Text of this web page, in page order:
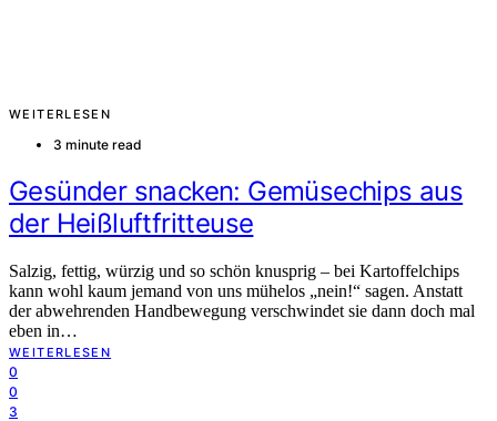
WEITERLESEN
3 minute read
Gesünder snacken: Gemüsechips aus
der Heißluftfritteuse
Salzig, fettig, würzig und so schön knusprig – bei Kartoffelchips
kann wohl kaum jemand von uns mühelos „nein!“ sagen. Anstatt
der abwehrenden Handbewegung verschwindet sie dann doch mal
eben in…
WEITERLESEN
0
0
3